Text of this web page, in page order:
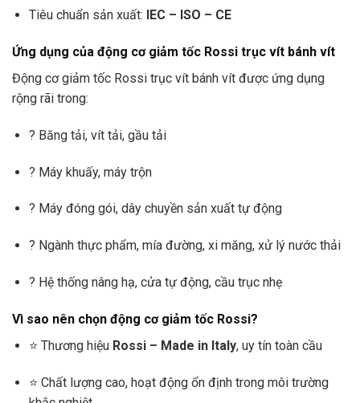
Tiêu chuẩn sản xuất: IEC – ISO – CE
Ứng dụng của động cơ giảm tốc Rossi trục vít bánh vít
Động cơ giảm tốc Rossi trục vít bánh vít được ứng dụng
rộng rãi trong:
? Băng tải, vít tải, gầu tải
? Máy khuấy, máy trộn
? Máy đóng gói, dây chuyền sản xuất tự động
? Ngành thực phẩm, mía đường, xi măng, xử lý nước thải
? Hệ thống nâng hạ, cửa tự động, cầu trục nhẹ
Vì sao nên chọn động cơ giảm tốc Rossi?
⭐ Thương hiệu Rossi – Made in Italy, uy tín toàn cầu
⭐ Chất lượng cao, hoạt động ổn định trong môi trường